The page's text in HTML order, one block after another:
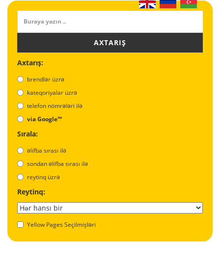
AXTARIŞ
Axtarış:
brendlər üzrə
kateqoriyalar üzrə
telefon nömrələri ilə
via Google™
Sırala:
əlifba sırası ilə
sondan əlifba sırası ilə
reytinq üzrə
Reytinq:
Yellow Pages Seçilmişləri